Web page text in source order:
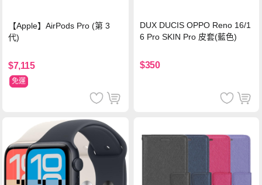
【Apple】AirPods Pro (第 3
代)
$7,115
免運
DUX DUCIS OPPO Reno 16/1
6 Pro SKIN Pro 皮套(藍色)
$350